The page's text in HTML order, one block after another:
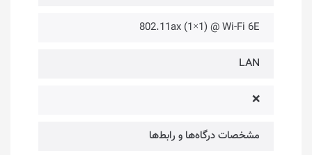
802.11ax (1×1) @ Wi-Fi 6E
LAN
❌
مشخصات درگاه‌ها و رابط‌ها